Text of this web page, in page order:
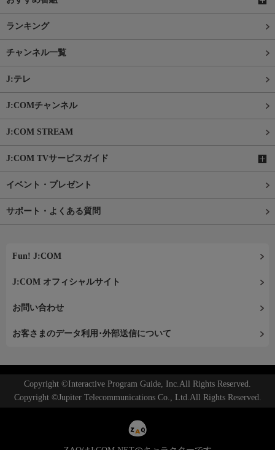
ランキング
チャンネル一覧
J:テレ
J:COMチャンネル
J:COM STREAM
J:COM TVサービスガイド
イベント・プレゼント
サポート・よくある質問
Fun! J:COM
J:COM オフィシャルサイト
お問い合わせ
お客さまのデータ利用･外部送信について
Copyright ©Interactive Program Guide, Inc.All Rights Reserved.
Copyright ©Jupiter Telecommunications Co., Ltd.All Rights Reserved.